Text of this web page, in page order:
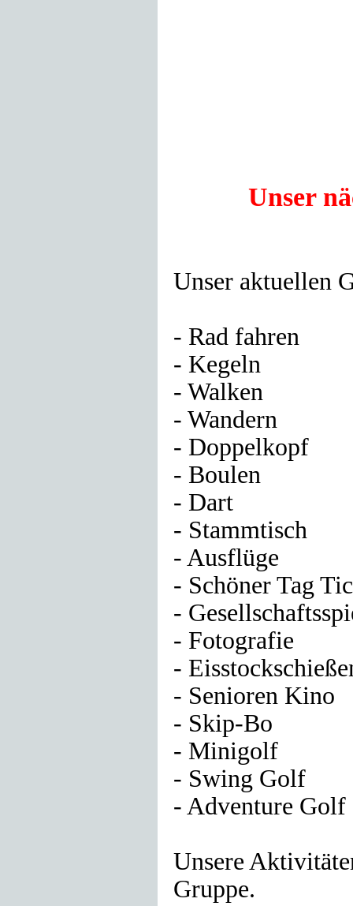
Unser
Unser aktuellen
- Rad fahren
- Kegeln
- Walken
- Wandern
- Doppelkopf
- Boulen
- Dart
- Stammtisch
- Ausflüge
- Schöner Tag
-
- Fotografie
-
- Senioren Kino
- Skip-Bo
- Minigolf
- Swing Golf
- Adventure Golf
Unsere
Gruppe.